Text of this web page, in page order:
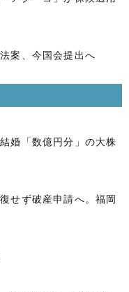
案、今国会提出へ
婚「数億円分」の大株
せず破産申請へ。福岡